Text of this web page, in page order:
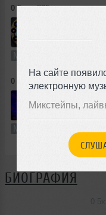
На сайте
электронную
Микстейпы,
0 5x ➝805
157
Микс
0 5x
Микс
БИОГРАФИЯ